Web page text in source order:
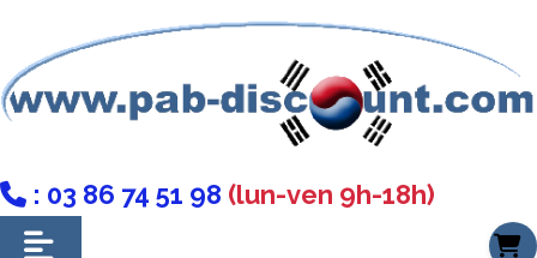
 : 03 86 74 51 98 (lun-ven 9h-18h)